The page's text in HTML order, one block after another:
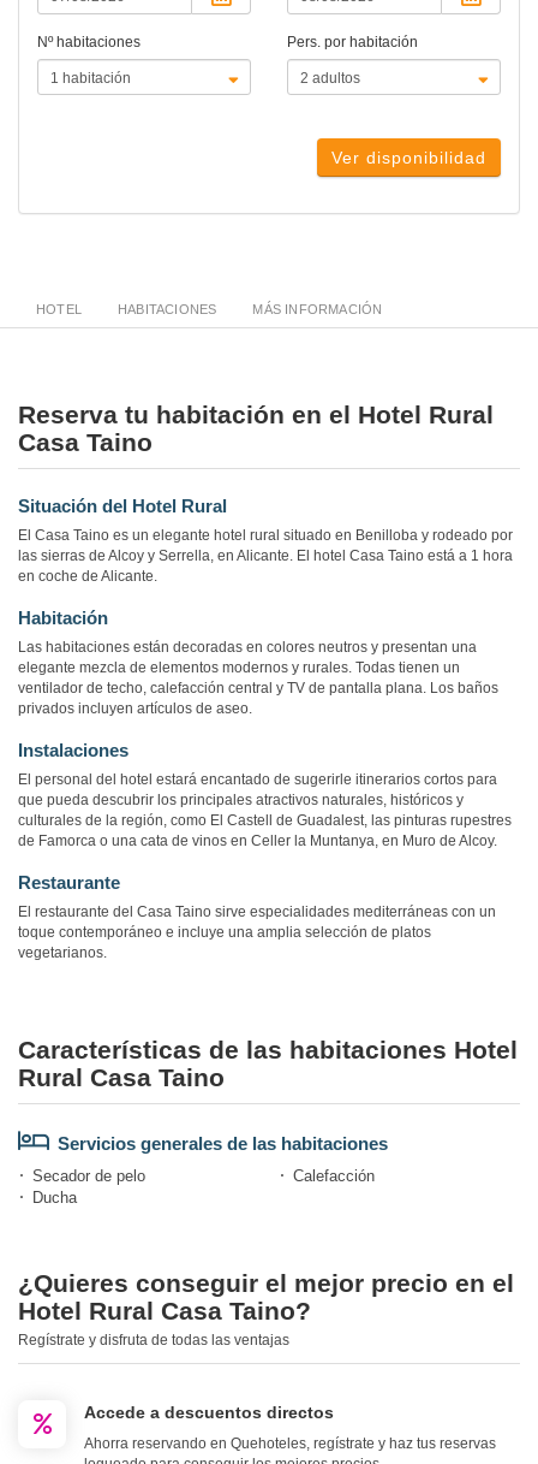
Nº habitaciones Pers. por habitación
Ver disponibilidad
HOTEL HABITACIONES MÁS INFORMACIÓN
Reserva tu habitación en el Hotel Rural
Casa Taino
Situación del Hotel Rural
El Casa Taino es un elegante hotel rural situado en Benilloba y rodeado por
las sierras de Alcoy y Serrella, en Alicante. El hotel Casa Taino está a 1 hora
en coche de Alicante.
Habitación
Las habitaciones están decoradas en colores neutros y presentan una
elegante mezcla de elementos modernos y rurales. Todas tienen un
ventilador de techo, calefacción central y TV de pantalla plana. Los baños
privados incluyen artículos de aseo.
Instalaciones
El personal del hotel estará encantado de sugerirle itinerarios cortos para
que pueda descubrir los principales atractivos naturales, históricos y
culturales de la región, como El Castell de Guadalest, las pinturas rupestres
de Famorca o una cata de vinos en Celler la Muntanya, en Muro de Alcoy.
Restaurante
El restaurante del Casa Taino sirve especialidades mediterráneas con un
toque contemporáneo e incluye una amplia selección de platos
vegetarianos.
Características de las habitaciones Hotel
Rural Casa Taino
Servicios generales de las habitaciones
Secador de pelo
Calefacción
Ducha
¿Quieres conseguir el mejor precio en el
Hotel Rural Casa Taino?
Regístrate y disfruta de todas las ventajas
Accede a descuentos directos
Ahorra reservando en Quehoteles, regístrate y haz tus reservas